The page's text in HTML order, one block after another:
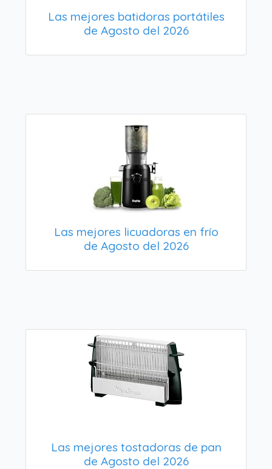
Las mejores batidoras portátiles
de Agosto del 2026
Las mejores licuadoras en frío
de Agosto del 2026
Las mejores tostadoras de pan
de Agosto del 2026